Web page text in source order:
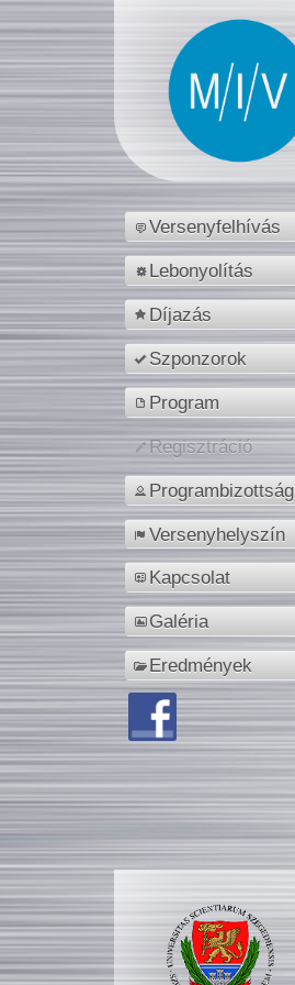
Versenyfelhívás
Lebonyolítás
Díjazás
Szponzorok
Program
Regisztráció
Programbizottság
Versenyhelyszín
Kapcsolat
Galéria
Eredmények